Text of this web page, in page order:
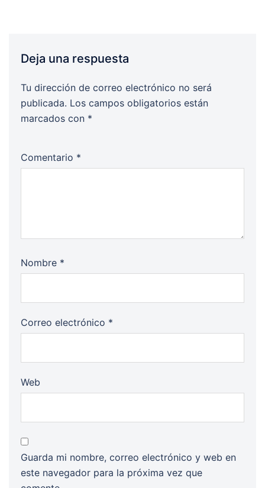
Deja una respuesta
Tu dirección de correo electrónico no será
publicada. Los campos obligatorios están
marcados con *
Comentario *
Nombre *
Correo electrónico *
Web
Guarda mi nombre, correo electrónico y web en
este navegador para la próxima vez que